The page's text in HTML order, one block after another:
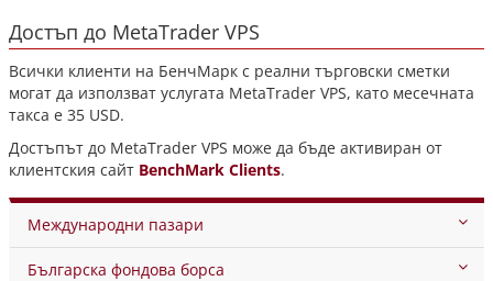
Достъп до MetaTrader VPS
Всички клиенти на БенчМарк с реални търговски сметки
могат да използват услугата MetaTrader VPS, като месечната
такса е 35 USD.
Достъпът до MetaTrader VPS може да бъде активиран от
клиентския сайт BenchMark Clients.
Международни пазари
Българска фондова борса